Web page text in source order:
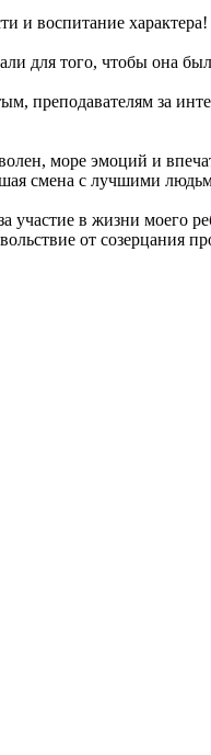
и воспитание
для того, чтобы она
преподавателям за
море эмоций и
смена с лучшими
участие в жизни моего
от созерцания